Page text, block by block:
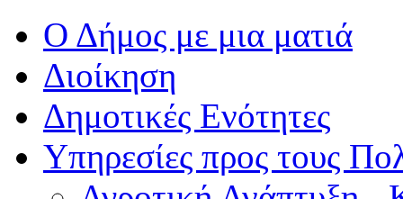
Ο Δήμος με μια ματιά
Διοίκηση
Δημοτικές Ενότητες
Υπηρεσίες προς τους